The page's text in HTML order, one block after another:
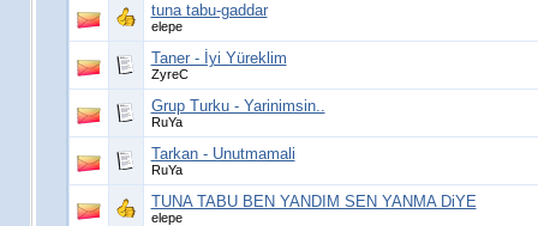
tuna tabu-gaddar
elepe
Taner - İyi Yüreklim
ZyreC
Grup Turku - Yarinimsin..
RuYa
Tarkan - Unutmamali
RuYa
TUNA TABU BEN YANDIM SEN YANMA DiYE
elepe